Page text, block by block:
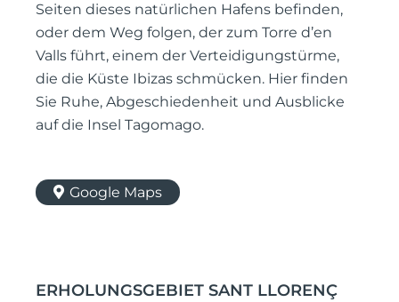
Seiten dieses natürlichen Hafens befinden,
oder dem Weg folgen, der zum Torre d’en
Valls führt, einem der Verteidigungstürme,
die die Küste Ibizas schmücken. Hier finden
Sie Ruhe, Abgeschiedenheit und Ausblicke
auf die Insel Tagomago.
Google Maps
ERHOLUNGSGEBIET SANT LLORENÇ